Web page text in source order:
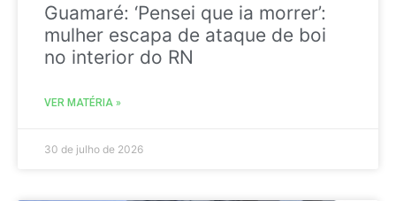
Guamaré: ‘Pensei que ia morrer’:
mulher escapa de ataque de boi
no interior do RN
VER MATÉRIA »
30 de julho de 2026